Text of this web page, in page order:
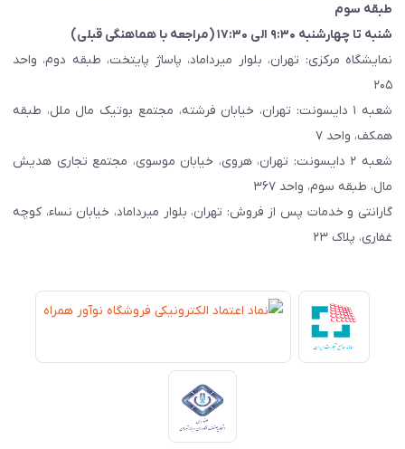
طبقه سوم
شنبه تا چهارشنبه ۹:۳۰ الی ۱۷:۳۰ (مراجعه با هماهنگی قبلی)
نمایشگاه مرکزی: تهران، بلوار میرداماد، پاساژ پایتخت، طبقه دوم، واحد
۲۰۵
شعبه ۱ دایسونت: تهران، خیابان فرشته، مجتمع بوتیک مال ملل، طبقه
همکف، واحد ۷
شعبه ۲ دایسونت: تهران، هروی، خیابان موسوی، مجتمع تجاری هدیش
مال، طبقه سوم، واحد ۳۶۷
گارانتی و خدمات پس از فروش: تهران، بلوار میرداماد، خیابان نساء، کوچه
غفاری، پلاک ۲۳